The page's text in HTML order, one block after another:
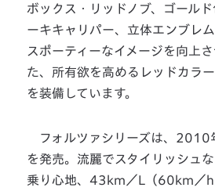
ボックス・リッドノブ、ゴール
ーキキャリパー、立体エンブレ
スポーティーなイメージを向上
た、所有欲を高めるレッドカラ
を装備しています。
フォルツァシリーズは、2010
を発売。流麗でスタイリッシュ
乗り心地、43km／L（60km／h